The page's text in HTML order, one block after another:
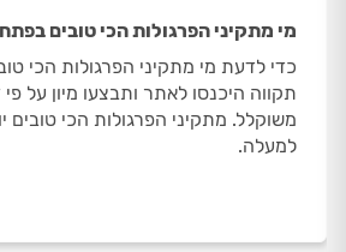
מי מתקיני הפרגולות הכי טובים
כדי לדעת מי מתקיני הפרגולות הכי
תקווה היכנסו לאתר ותבצעו מיון על פי
משוקלל. מתקיני הפרגולות הכי טובים
למעלה.